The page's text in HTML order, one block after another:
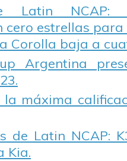
Latin NCAP:
cero estrellas para
Corolla baja a
Argentina
la máxima
de Latin NCAP:
Kia.